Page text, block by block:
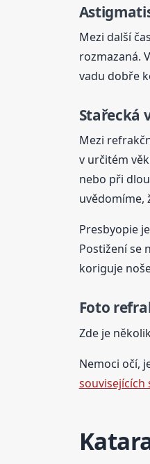
Mezi další
rozmazaná.
vadu dobře
Stařecká
Mezi
v určitém
nebo při
uvědomíme,
Presbyopie
Postižení se
koriguje
Foto
Zde je
Nemoci očí,
souvisejících